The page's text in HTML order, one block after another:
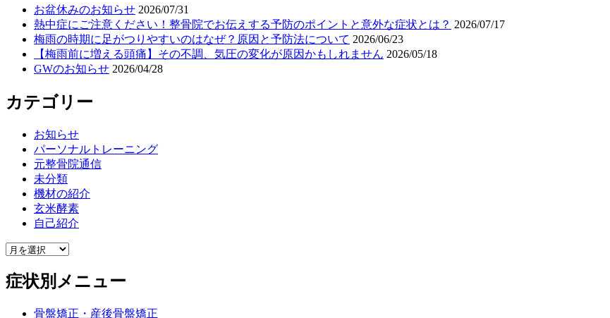
お盆休みのお知らせ 2026/07/31
熱中症にご注意ください！整骨院でお伝えする予防のポイントと意外な症状とは？ 2026/07/17
梅雨の時期に足がつりやすいのはなぜ？原因と予防法について 2026/06/23
【梅雨前に増える頭痛】その不調、気圧の変化が原因かもしれません 2026/05/18
GWのお知らせ 2026/04/28
カテゴリー
お知らせ
パーソナルトレーニング
元整骨院通信
未分類
機材の紹介
玄米酵素
自己紹介
症状別メニュー
骨盤矯正・産後骨盤矯正